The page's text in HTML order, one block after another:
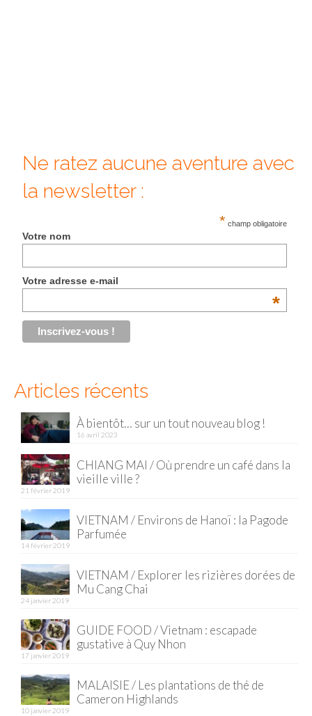
Ne ratez aucune aventure avec
la newsletter :
* champ obligatoire
Votre nom
Votre adresse e-mail
*
Articles récents
À bientôt… sur un tout nouveau blog !
16 avril 2023
CHIANG MAI / Où prendre un café dans la
vieille ville ?
21 février 2019
VIETNAM / Environs de Hanoï : la Pagode
Parfumée
14 février 2019
VIETNAM / Explorer les rizières dorées de
Mu Cang Chai
24 janvier 2019
GUIDE FOOD / Vietnam : escapade
gustative à Quy Nhon
17 janvier 2019
MALAISIE / Les plantations de thé de
Cameron Highlands
10 janvier 2019